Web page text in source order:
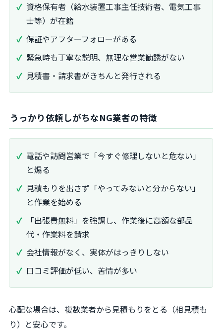
資格保有者（給水装置工事主任技術者、電気工事
士等）が在籍
保証やアフターフォローがある
緊急時も丁寧な説明、無理な営業勧誘がない
見積書・請求書がきちんと発行される
うっかり依頼しがちなNG業者の特徴
電話や訪問営業で「今すぐ修理しないと危ない」
と煽る
見積もりを出さず「やってみないと分からない」
と作業を始める
「出張費無料」を強調し、作業後に高額な部品
代・作業料を請求
会社情報がなく、実体がはっきりしない
口コミ評価が低い、苦情が多い
心配な場合は、複数業者から見積もりをとる（相見積も
り）と安心です。